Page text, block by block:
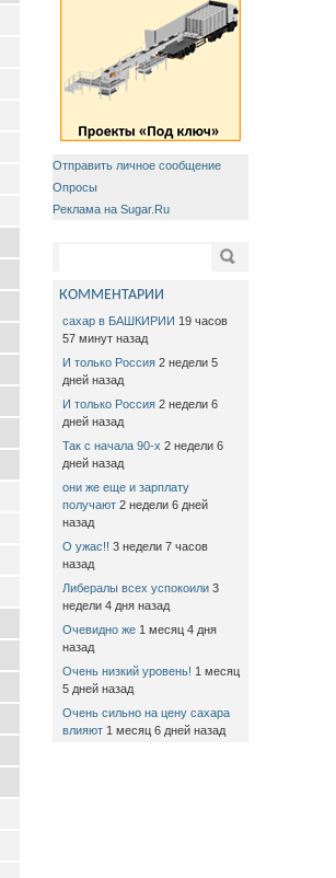
Отправить личное сообщение
Опросы
Реклама на Sugar.Ru
Поиск
КОММЕНТАРИИ
сахар в БАШКИРИИ 19 часов
57 минут назад
И только Россия 2 недели 5
дней назад
И только Россия 2 недели 6
дней назад
Так с начала 90-х 2 недели 6
дней назад
они же еще и зарплату
получают 2 недели 6 дней
назад
О ужас!! 3 недели 7 часов
назад
Либералы всех успокоили 3
недели 4 дня назад
Очевидно же 1 месяц 4 дня
назад
Очень низкий уровень! 1 месяц
5 дней назад
Очень сильно на цену сахара
влияют 1 месяц 6 дней назад